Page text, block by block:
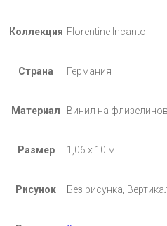
Коллекция Florentine Incanto
Страна Германия
Материал Винил на
Размер 1,06 х 10 м
Рисунок Без рисунка,